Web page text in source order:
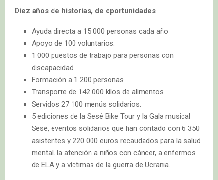
Diez años de historias, de oportunidades
Ayuda directa a 15 000 personas cada año
Apoyo de 100 voluntarios.
1 000 puestos de trabajo para personas con
discapacidad
Formación a 1 200 personas
Transporte de 142 000 kilos de alimentos
Servidos 27 100 menús solidarios.
5 ediciones de la Sesé Bike Tour y la Gala musical
Sesé, eventos solidarios que han contado con 6 350
asistentes y 220 000 euros recaudados para la salud
mental, la atención a niños con cáncer, a enfermos
de ELA y a víctimas de la guerra de Ucrania.